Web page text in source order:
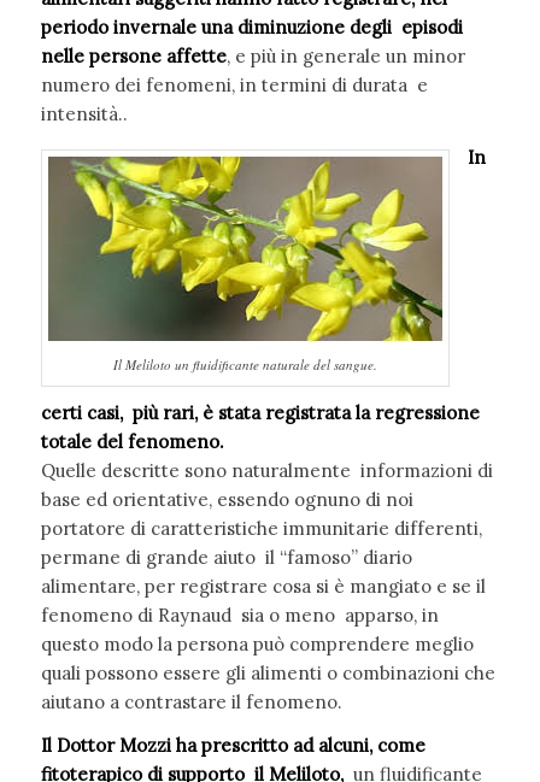
periodo invernale una diminuzione degli episodi
nelle persone affette, e più in generale un minor
numero dei fenomeni, in termini di durata e
intensità..
Il Meliloto un fluidificante naturale del sangue.
In
certi casi, più rari, è stata registrata la regressione
totale del fenomeno.
Quelle descritte sono naturalmente informazioni di
base ed orientative, essendo ognuno di noi
portatore di caratteristiche immunitarie differenti,
permane di grande aiuto il “famoso” diario
alimentare, per registrare cosa si è mangiato e se il
fenomeno di Raynaud sia o meno apparso, in
questo modo la persona può comprendere meglio
quali possono essere gli alimenti o combinazioni che
aiutano a contrastare il fenomeno.
Il Dottor Mozzi ha prescritto ad alcuni, come
fitoterapico di supporto il Meliloto,un fluidificante